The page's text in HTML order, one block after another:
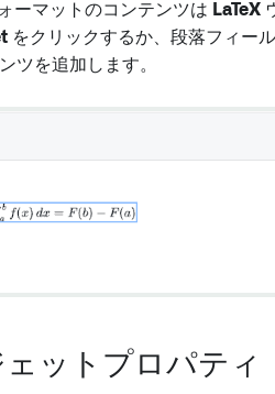
ーマットのコンテンツは LaTeX
をクリックするか、段落フィー
ツを追加します。
ットプロパティ